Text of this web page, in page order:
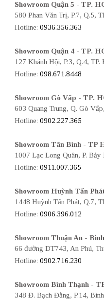
Showroom Quận 5 - TP.
580 Phan Văn Trị, P.7, Q.5,
Hotline: 0936.356.363
Showroom Quận 4 - TP.
127 Khánh Hội, P.3, Q.4, TP.
Hotline: 098.671.8448
Showroom Gò Vấp - TP.
603 Quang Trung, Q. Gò
Hotline: 0902.227.365
Showroom Tân Bình - TP
1007 Lạc Long Quân, P.
Hotline: 0911.007.365
Showroom Huỳnh Tấn
1448 Huỳnh Tấn Phát, Q.7,
Hotline: 0906.396.012
Showroom Thuận An -
66 đường DT743, An Phú,
Hotline: 0902.716.230
Showroom Bình Thạnh -
348 Đ. Bạch Đằng, P.14,